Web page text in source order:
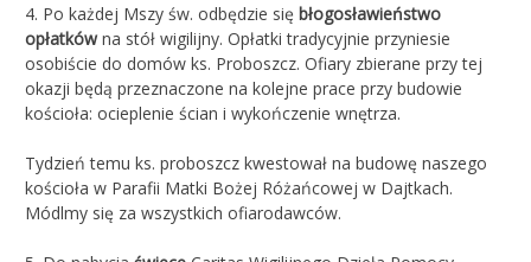
4. Po każdej Mszy św. odbędzie się błogosławieństwo
opłatkówna stół wigilijny. Opłatki tradycyjnie przyniesie
osobiście do domów ks. Proboszcz. Ofiary zbierane przy tej
okazji będą przeznaczone na kolejne prace przy budowie
kościoła: ocieplenie ścian i wykończenie wnętrza.
Tydzień temu ks. proboszcz kwestował na budowę naszego
kościoła w Parafii Matki Bożej Różańcowej w Dajtkach.
Módlmy się za wszystkich ofiarodawców.